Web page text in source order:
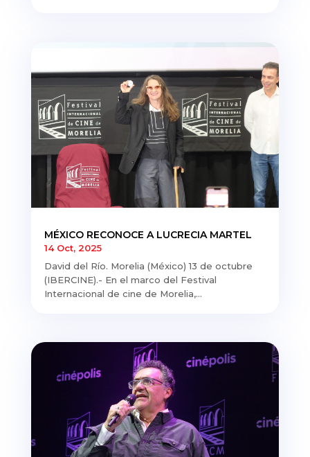
MÉXICO RECONOCE A LUCRECIA MARTEL
14 Oct, 2025
David del Río. Morelia (México) 13 de octubre
(IBERCINE).- En el marco del Festival
Internacional de cine de Morelia,...